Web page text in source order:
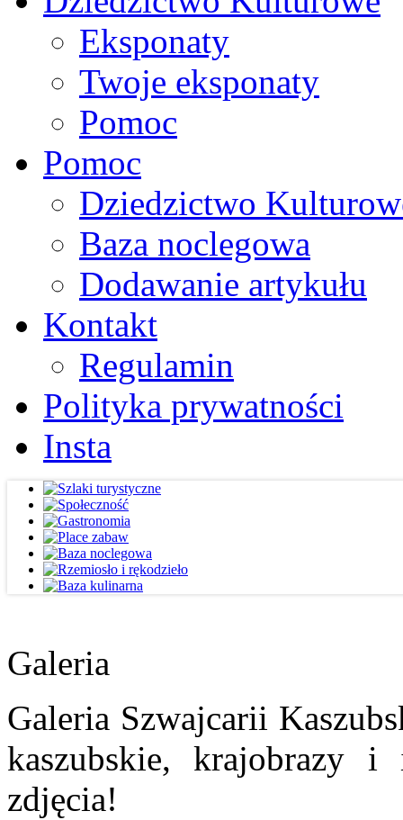
Eksponaty
Twoje eksponaty
Pomoc
Pomoc
Dziedzictwo
Baza noclegowa
Dodawanie artykułu
Kontakt
Regulamin
Polityka prywatności
Insta
Galeria
Galeria Szwajcarii
kaszubskie, krajobrazy
zdjęcia!